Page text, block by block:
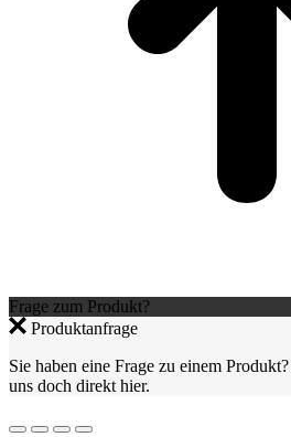
Frage zum Produkt?
Produktanfrage
Sie haben eine Frage zu einem
uns doch direkt hier.